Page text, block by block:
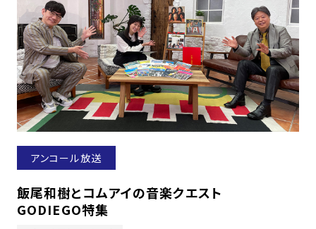
アンコール放送
飯尾和樹とコムアイの音楽クエスト
GODIEGO特集